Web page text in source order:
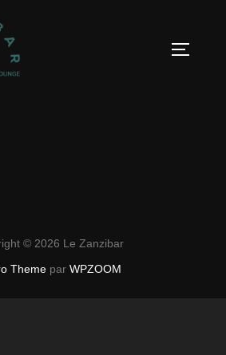
© 2026 Le Zanzibar
Theme par WPZOOM